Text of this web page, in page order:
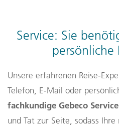
Service: Sie
persönliche
Unsere erfahrenen Reise-
Telefon, E-Mail oder
fachkundige Gebeco Service
und Tat zur Seite, sodass Ihre